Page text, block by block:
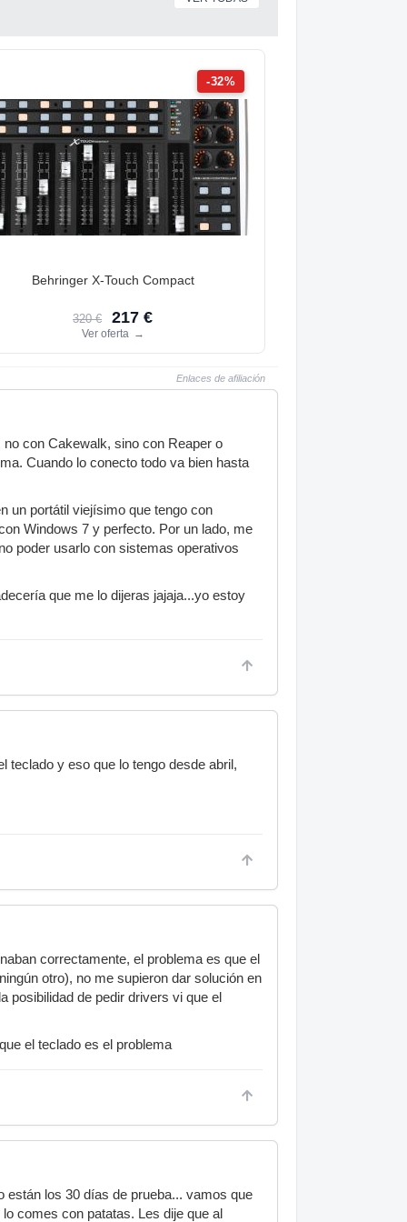
-32%
Behringer X-Touch Compact
320 € 217 €
Ver oferta →
Enlaces de afiliación
con Cakewalk, sino con Reaper o
Cuando lo conecto todo va bien hasta
un portátil viejísimo que tengo con
Windows 7 y perfecto. Por un lado, me
poder usarlo con sistemas operativos
que me lo dijeras jajaja...yo estoy
teclado y eso que lo tengo desde abril,
correctamente, el problema es que el
otro), no me supieron dar solución en
posibilidad de pedir drivers vi que el
el teclado es el problema
están los 30 días de prueba... vamos que
comes con patatas. Les dije que al